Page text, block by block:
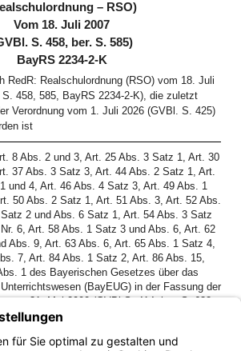
– RSO)
Vom 18. Juli 2007
S. 458, ber. S. 585)
BayRS 2234-2-K
RedR: Realschulordnung (RSO) vom 18. Juli
458, 585, BayRS 2234-2-K), die zuletzt
Verordnung vom 1. Juli 2026 (GVBl. S. 425)
ist
8 Abs. 2 und 3, Art. 25 Abs. 3 Satz 1, Art. 30
37 Abs. 3 Satz 3, Art. 44 Abs. 2 Satz 1, Art.
und 4, Art. 46 Abs. 4 Satz 3, Art. 49 Abs. 1
50 Abs. 2 Satz 1, Art. 51 Abs. 3, Art. 52 Abs.
2 und Abs. 6 Satz 1, Art. 54 Abs. 3 Satz
6, Art. 58 Abs. 1 Satz 3 und Abs. 6, Art. 62
Abs. 9, Art. 63 Abs. 6, Art. 65 Abs. 1 Satz 4,
7, Art. 84 Abs. 1 Satz 2, Art. 86 Abs. 15,
1 des Bayerischen Gesetzes über das
(BayEUG) in der Fassung der
vom 31. Mai 2000 (GVBl S. 414, ber. S. 632,
zuletzt geändert durch Gesetz vom 26.
für Unterricht und Kultus folgende